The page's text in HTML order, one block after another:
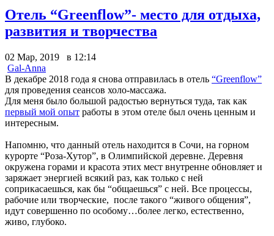
Отель “Greenflow”- место для отдыха,
развития и творчества
02 Мар, 2019 в 12:14
Gal-Anna
В декабре 2018 года я снова отправилась в отель “Greenflow”
для проведения сеансов холо-массажа.
Для меня было большой радостью вернуться туда, так как
первый мой опыт работы в этом отеле был очень ценным и
интересным.
Напомню, что данный отель находится в Сочи, на горном
курорте “Роза-Хутор”, в Олимпийской деревне. Деревня
окружена горами и красота этих мест внутренне обновляет и
заряжает энергией всякий раз, как только с ней
соприкасаешься, как бы “общаешься” с ней. Все процессы,
рабочие или творческие, после такого “живого общения”,
идут совершенно по особому…более легко, естественно,
живо, глубоко.